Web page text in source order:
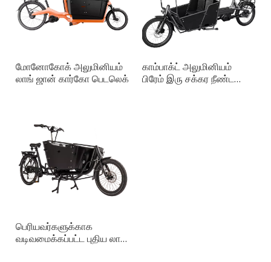
மோனோகோக் அலுமினியம்
லாங் ஜான் கார்கோ பெடலெக்
காம்பாக்ட் அலுமினியம்
பிரேம் இரு சக்கர நீண்ட
பெரியவர்களுக்காக
வடிவமைக்கப்பட்ட புதிய லாங்